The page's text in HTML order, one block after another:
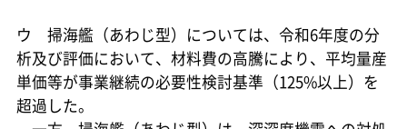
ウ 掃海艦（あわじ型）については、令和6年度の分
析及び評価において、材料費の高騰により、平均量産
単価等が事業継続の必要性検討基準（125%以上）を
超過した。